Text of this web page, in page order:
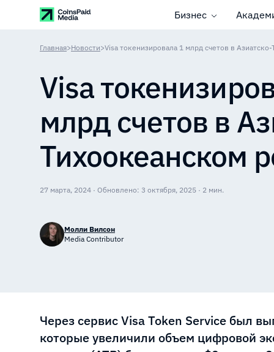
Бизнес
Главная>Новости>Visa токенизировала 1 млрд счетов в
Visa
млрд счетов в
Тихоокеанском
27 марта, 2024 · Обновлено: 3 октября, 2025 · 2 мин.
Молли Вилсон
Media Contributor
Через сервис Visa Token Service был
которые увеличили объем цифровой